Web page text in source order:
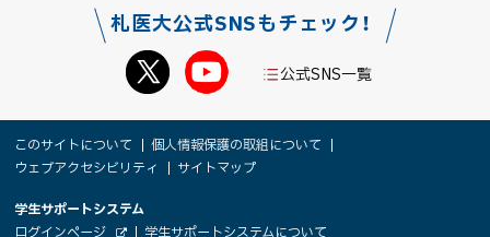
札医大公式SNSもチェック！
公式SNS一覧
サ
イ
ト
このサイトについて
個人情報保護の取組について
ウェブアクセシビリティ
サイトマップ
大
学生サポートシステム
ログインページ
（ 学生サポートシステムについて